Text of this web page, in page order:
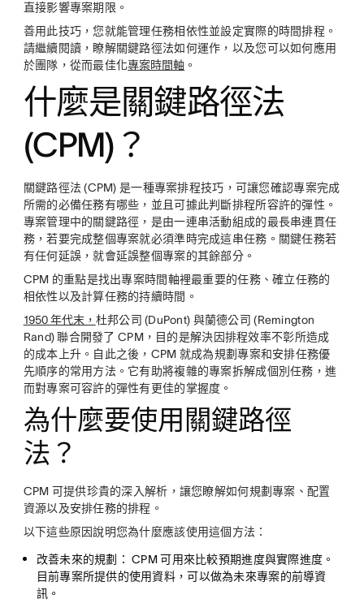
直接影響專案期限。
善用此技巧，您就能管理任務相依性並設定實際的時間排程。
請繼續閱讀，瞭解關鍵路徑法如何運作，以及您可以如何應用
於團隊，從而最佳化專案時間軸 。
什麼是關鍵路徑法
(CPM)？
關鍵路徑法 (CPM) 是一種專案排程技巧，可讓您確認專案完成
所需的必備任務有哪些，並且可據此判斷排程所容許的彈性。
專案管理中的關鍵路徑，是由一連串活動組成的最長串連貫任
務，若要完成整個專案就必須準時完成這串任務。關鍵任務若
有任何延誤，就會延誤整個專案的其餘部分。
CPM 的重點是找出專案時間軸裡最重要的任務、確立任務的
相依性以及計算任務的持續時間。
1950 年代末， 杜邦公司 (DuPont) 與蘭德公司 (Remington
Rand) 聯合開發了 CPM，目的是解決因排程效率不彰所造成
的成本上升。自此之後，CPM 就成為規劃專案和安排任務優
先順序的常用方法。它有助將複雜的專案拆解成個別任務，進
而對專案可容許的彈性有更佳的掌握度。
為什麼要使用關鍵路徑
法？
CPM 可提供珍貴的深入解析，讓您瞭解如何規劃專案、配置
資源以及安排任務的排程。
以下這些原因說明您為什麼應該使用這個方法：
改善未來的規劃： CPM 可用來比較預期進度與實際進度。
目前專案所提供的使用資料，可以做為未來專案的前導資
訊。